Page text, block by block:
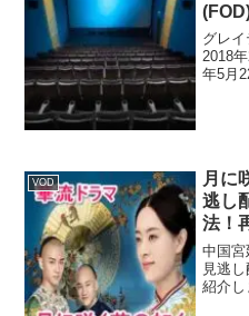
グレ
2018
年5月
VOD
月に
逃し
法！
中国宮
見逃
紹介し